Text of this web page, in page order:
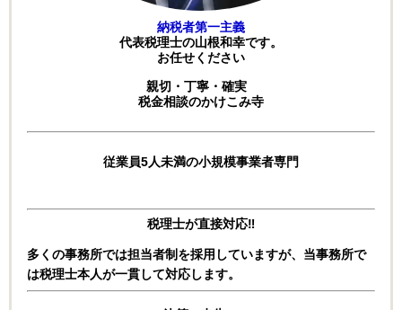
納税者第一主義
代表税理士の山根和幸です。
お任せください
親切・丁寧・確実
税金相談のかけこみ寺
従業員5人未満の小規模事業者専門
税理士が直接対応‼
多くの事務所では担当者制を採用していますが、 当事務所で
は税理士本人が一貫して対応します。